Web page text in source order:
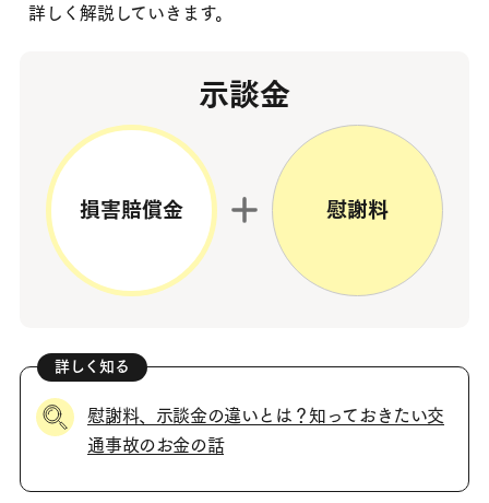
詳しく解説していきます。
示談金
損害賠償金 慰謝料
慰謝料、示談金の違いとは？知っておきたい交
通事故のお金の話